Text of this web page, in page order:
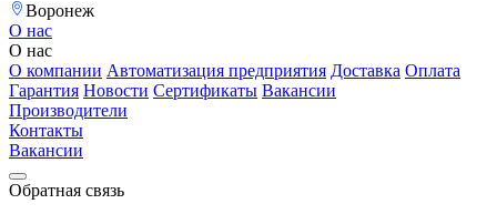
Воронеж
О нас
О нас
О компании Автоматизация предприятия Доставка Оплата
Гарантия Новости Сертификаты Вакансии
Производители
Контакты
Вакансии
Обратная связь